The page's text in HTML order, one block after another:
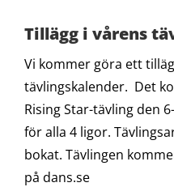
Tillägg i vårens
Vi kommer göra ett
tävlingskalender. Det
Rising Star-tävling den
för alla 4 ligor.
bokat. Tävlingen
på dans.se